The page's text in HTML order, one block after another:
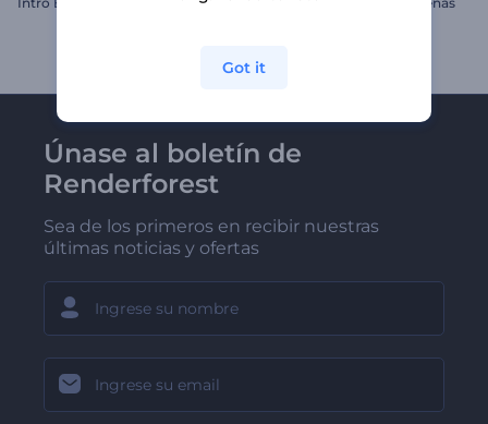
Únase al boletín de
Renderforest
Sea de los primeros en recibir nuestras
últimas noticias y ofertas
Got it